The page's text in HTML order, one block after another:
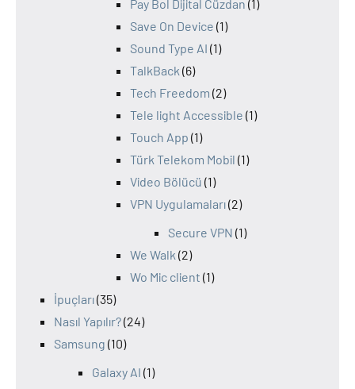
Pay Bol Dijital Cüzdan (1)
Save On Device (1)
Sound Type AI (1)
TalkBack (6)
Tech Freedom (2)
Tele light Accessible (1)
Touch App (1)
Türk Telekom Mobil (1)
Video Bölücü (1)
VPN Uygulamaları(2)
Secure VPN (1)
We Walk (2)
Wo Mic client (1)
İpuçları(35)
Nasıl Yapılır?(24)
Samsung (10)
Galaxy AI (1)